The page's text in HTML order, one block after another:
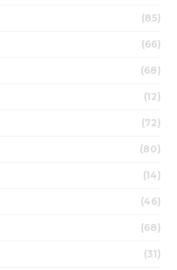
(85)
(66)
(68)
(12)
(72)
(80)
(14)
(46)
(68)
(31)